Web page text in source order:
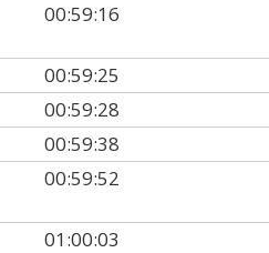
00:59:16
00:59:25
00:59:28
00:59:38
00:59:52
01:00:03